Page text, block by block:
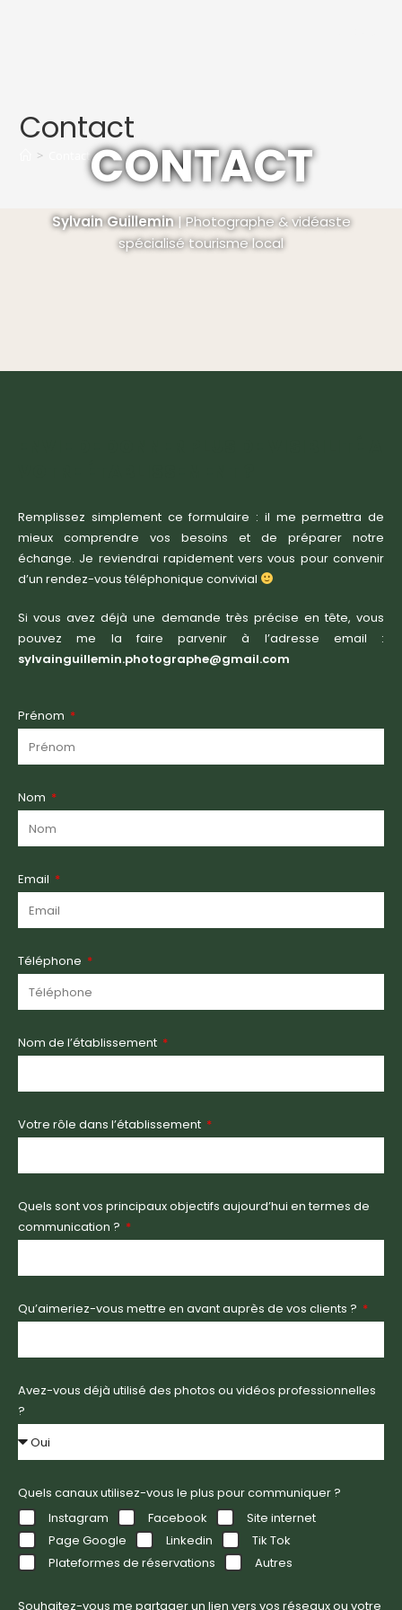
Contact
> ContactCONTACT
Sylvain Guillemin| Photographe & vidéaste
spécialisé tourisme local
Remplissez simplement ce formulaire : il me permettra de
mieux comprendre vos besoins et de préparer notre
échange. Je reviendrai rapidement vers vous pour convenir
d’un rendez-vous téléphonique convivial
Si vous avez déjà une demande très précise en tête, vous
pouvez me la faire parvenir à l’adresse email :
sylvainguillemin.photographe@gmail.com
Prénom
Nom
Email
Téléphone
Nom de l’établissement
Votre rôle dans l’établissement
Quels sont vos principaux objectifs aujourd’hui en termes de
communication ?
Qu’aimeriez-vous mettre en avant auprès de vos clients ?
Avez-vous déjà utilisé des photos ou vidéos professionnelles
?
Quels canaux utilisez-vous le plus pour communiquer ?
Instagram
Facebook
Site internet
Page Google
Linkedin
Tik Tok
Plateformes de réservations
Autres
Souhaitez-vous me partager un lien vers vos réseaux ou votre